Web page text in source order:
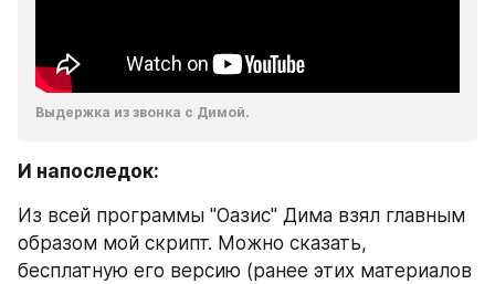
Выдержка из звонка с Димой.
И напоследок:
Из всей программы "Оазис" Дима взял главным
образом мой скрипт. Можно сказать,
бесплатную его версию (ранее этих материалов